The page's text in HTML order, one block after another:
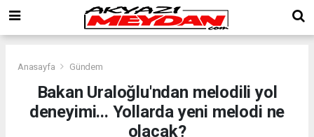
Anasayfa Gündem
Bakan Uraloğlu'ndan melodili yol
deneyimi... Yollarda yeni melodi ne
olacak?